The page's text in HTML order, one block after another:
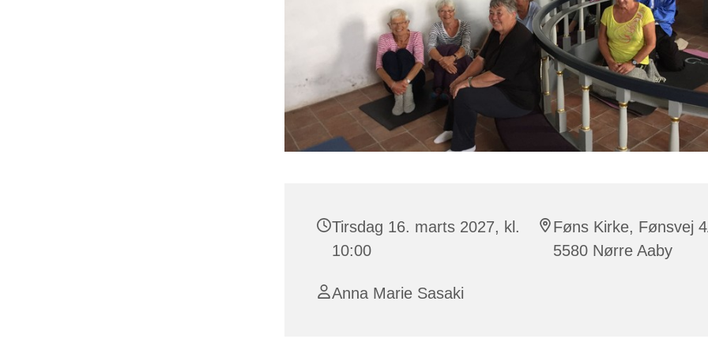
Tirsdag 16. marts 2027, kl.
10:00
Føns Kirke, Fønsvej
5580 Nørre Aaby
Anna Marie Sasaki